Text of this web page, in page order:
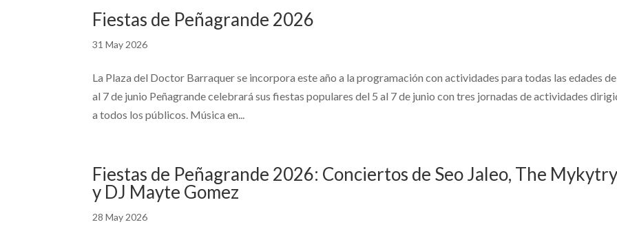
Fiestas de Peñagrande 2026
31 May 2026
La Plaza del Doctor Barraquer se incorpora este año a la programación con actividades para todas las edades
al 7 de junio Peñagrande celebrará sus fiestas populares del 5 al 7 de junio con tres jornadas de actividades
a todos los públicos. Música en...
Fiestas de Peñagrande 2026: Conciertos de Seo Jaleo, The
y DJ Mayte Gomez
28 May 2026